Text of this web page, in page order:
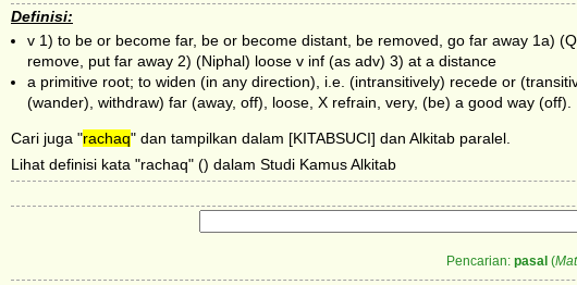
Definisi:
v 1) to be or become far, be or become distant, be removed, go far away 1a)
remove, put far away 2) (Niphal) loose v inf (as adv) 3) at a distance
a primitive root; to widen (in any direction), i.e. (intransitively) recede or
(wander), withdraw) far (away, off), loose, X refrain, very, (be) a good way (off).
Cari juga "rachaq" dan tampilkan dalam [KITABSUCI] dan Alkitab paralel.
Lihat definisi kata "rachaq" () dalam Studi Kamus Alkitab
Pencarian: pasal (